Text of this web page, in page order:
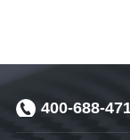
400-688-